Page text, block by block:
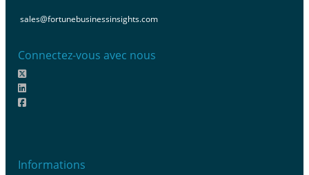
sales@fortunebusinessinsights.com
Connectez-vous avec nous
Informations